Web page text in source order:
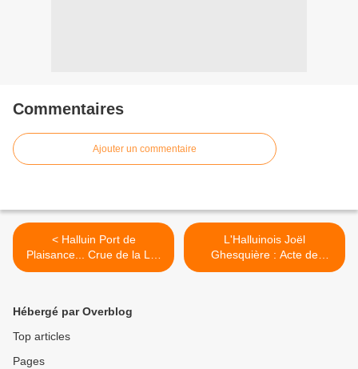
Commentaires
Ajouter un commentaire
< Halluin Port de
Plaisance... Crue de la Lys
(Novembre 2023).
L'Halluinois Joël
Ghesquière : Acte de
Bravoure au Liban...
Hébergé par Overblog
Top articles
Pages